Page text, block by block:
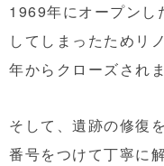
1969年にオープンし
してしまったためリ
年からクローズされま
そして、遺跡の修復
番号をつけて丁寧に